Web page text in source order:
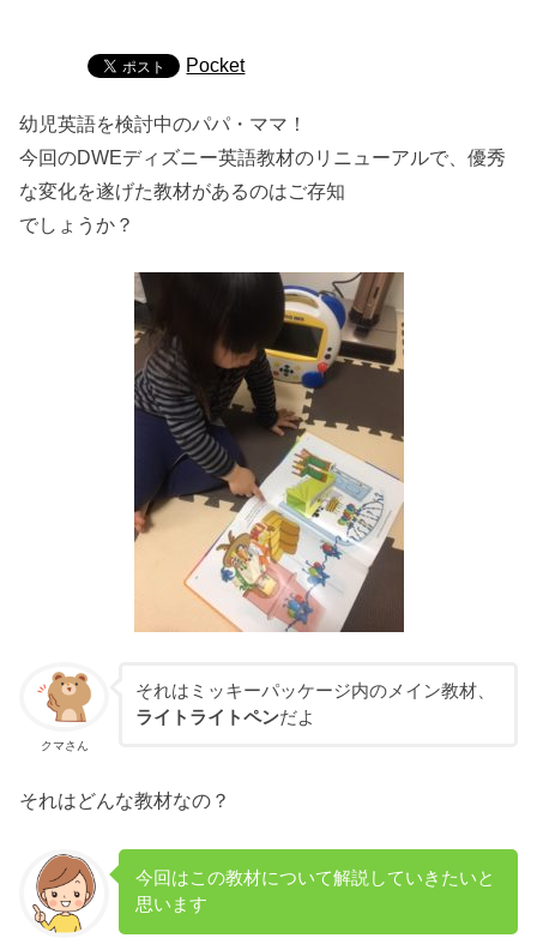
Pocket
幼児英語を検討中のパパ・ママ！
今回のDWEディズニー英語教材のリニューアルで、優秀
な変化を遂げた教材があるのはご存知
でしょうか？
クマさん
それはミッキーパッケージ内のメイン教材、
ライトライトペンだよ
それはどんな教材なの？
今回はこの教材について解説していきたいと
思います